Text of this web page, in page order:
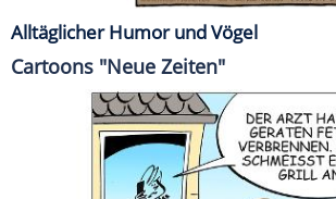
Alltäglicher Humor und Vögel
Cartoons "Neue Zeiten"